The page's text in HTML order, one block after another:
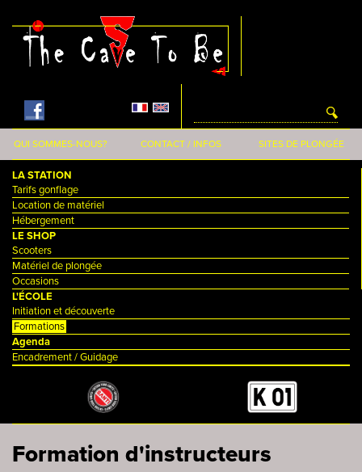
QUI SOMMES-NOUS? CONTACT / INFOS SITES DE PLONGÉE
LA STATION
Tarifs gonflage
Location de matériel
Hébergement
LE SHOP
Scooters
Matériel de plongée
Occasions
L'ÉCOLE
Initiation et découverte
Formations
Agenda
Encadrement / Guidage
Formation d'instructeurs